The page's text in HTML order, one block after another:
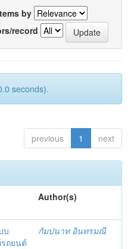
by
record
seconds).
previous 1 next
Author(s)
บ
ถยนต์
กัมปนาท อินทรมณี